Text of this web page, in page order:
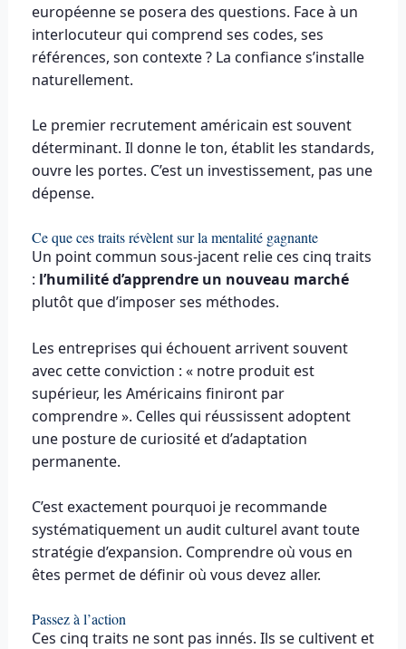
européenne se posera des questions. Face à un
interlocuteur qui comprend ses codes, ses
références, son contexte ? La confiance s’installe
naturellement.
Le premier recrutement américain est souvent
déterminant. Il donne le ton, établit les standards,
ouvre les portes. C’est un investissement, pas une
dépense.
Ce que ces traits révèlent sur la mentalité gagnante
Un point commun sous-jacent relie ces cinq traits
: l’humilité d’apprendre un nouveau marché
plutôt que d’imposer ses méthodes.
Les entreprises qui échouent arrivent souvent
avec cette conviction : « notre produit est
supérieur, les Américains finiront par
comprendre ». Celles qui réussissent adoptent
une posture de curiosité et d’adaptation
permanente.
C’est exactement pourquoi je recommande
systématiquement un audit culturel avant toute
stratégie d’expansion. Comprendre où vous en
êtes permet de définir où vous devez aller.
Passez à l’action
Ces cinq traits ne sont pas innés. Ils se cultivent et